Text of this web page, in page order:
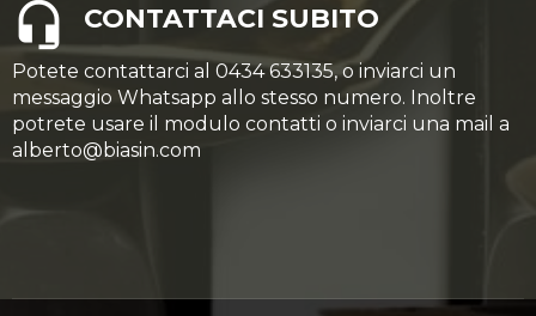
CONTATTACI SUBITO
Potete contattarci al 0434 633135, o inviarci un
messaggio Whatsapp allo stesso numero. Inoltre
potrete usare il modulo contatti o inviarci una mail a
alberto@biasin.com